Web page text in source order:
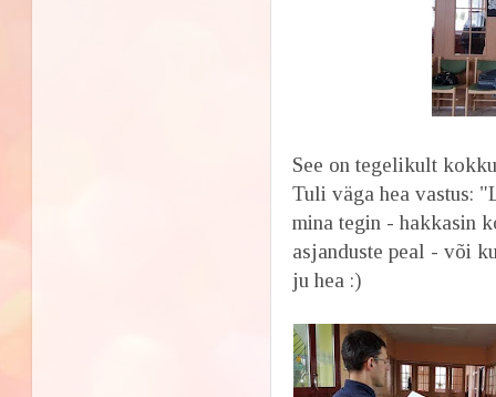
See on tegelikult
Tuli väga hea vastus:
mina tegin - hakkasin
asjanduste peal - või
ju hea :)